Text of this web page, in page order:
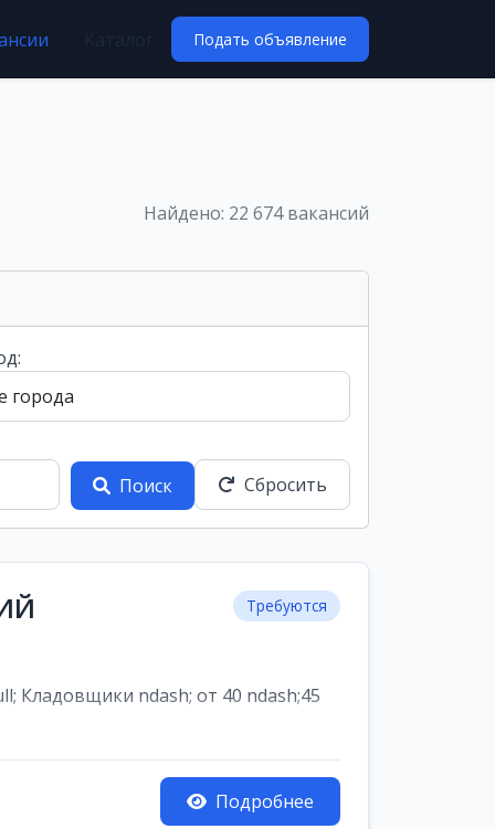
Подать объявление
Найдено: 22 674 вакансий
Поиск
Сбросить
Требуются
ndash; от 40 ndash;45
Подробнее